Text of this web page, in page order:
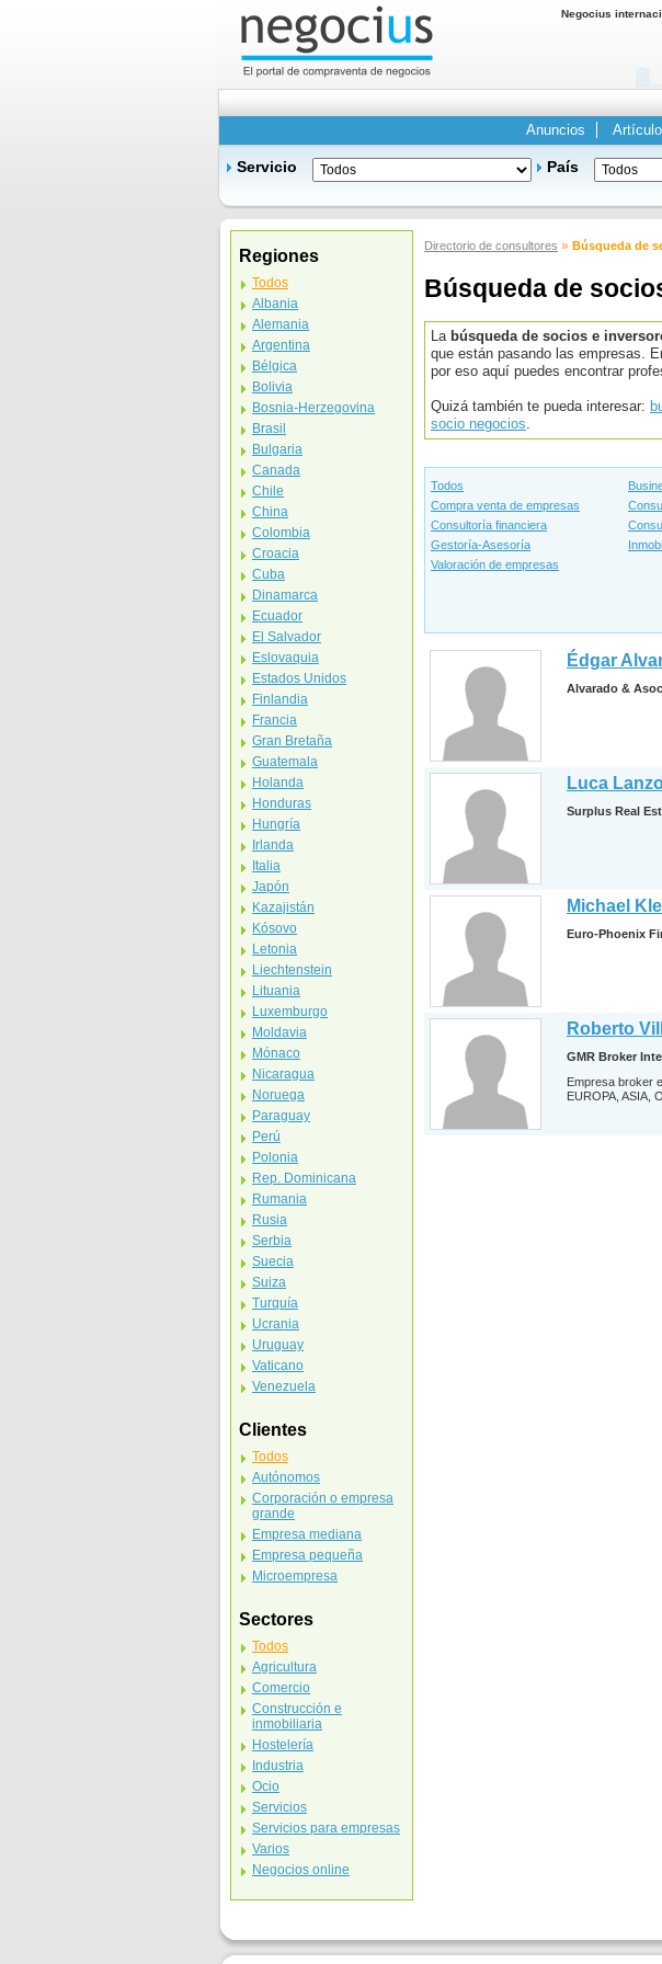
Negocius
Anuncios
Servicio País
Directorio de consultores » Búsqueda de
Búsqueda de
La búsqueda de socios e
que están pasando las empresas.
por eso aquí puedes encontrar
Quizá también te pueda interesar:
socio negocios.
Todos
Compra venta de empresas
Consultoría financiera
Gestoría-Asesoría
Valoración de empresas
Édgar
Alvarado &
Luca
Surplus Real
Michael
Euro-Phoenix
Roberto
GMR Broker
Empresa broker
EUROPA, ASIA,
Regiones
Todos
Albania
Alemania
Argentina
Bélgica
Bolivia
Bosnia-Herzegovina
Brasil
Bulgaria
Canada
Chile
China
Colombia
Croacia
Cuba
Dinamarca
Ecuador
El Salvador
Eslovaquia
Estados Unidos
Finlandia
Francia
Gran Bretaña
Guatemala
Holanda
Honduras
Hungría
Irlanda
Italia
Japón
Kazajistán
Kósovo
Letonia
Liechtenstein
Lituania
Luxemburgo
Moldavia
Mónaco
Nicaragua
Noruega
Paraguay
Perú
Polonia
Rep. Dominicana
Rumania
Rusia
Serbia
Suecia
Suiza
Turquía
Ucrania
Uruguay
Vaticano
Venezuela
Clientes
Todos
Autónomos
Corporación o empresa
grande
Empresa mediana
Empresa pequeña
Microempresa
Sectores
Todos
Agricultura
Comercio
Construcción e
inmobiliaria
Hostelería
Industria
Ocio
Servicios
Servicios para empresas
Varios
Negocios online